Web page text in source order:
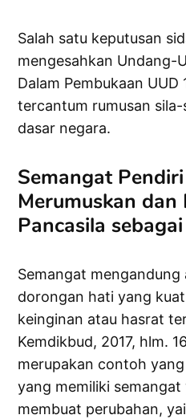
Salah satu keputusan
mengesahkan Undang-
Dalam Pembukaan
tercantum rumusan sila-
dasar negara.
Semangat
Merumuskan dan
Pancasila
Semangat
dorongan hati yang
keinginan atau hasrat
Kemdikbud, 2017, hlm.
merupakan contoh
yang memiliki
membuat perubahan,